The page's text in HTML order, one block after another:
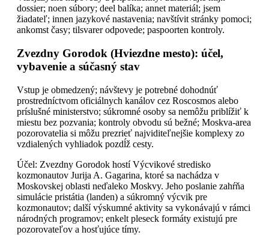
dossier; noen súbory; deel balíka; annet materiál; jsem
žiadateľ; innen jazykové nastavenia; navštívit stránky pomoci;
ankomst časy; tilsvarer odpovede; paspoorten kontroly.
Zvezdny Gorodok (Hviezdne mesto): účel,
vybavenie a súčasný stav
Vstup je obmedzený; návštevy je potrebné dohodnúť
prostredníctvom oficiálnych kanálov cez Roscosmos alebo
príslušné ministerstvo; súkromné osoby sa nemôžu priblížiť k
miestu bez pozvania; kontroly obvodu sú bežné; Moskva-area
pozorovatelia si môžu prezrieť najviditeľnejšie komplexy zo
vzdialených vyhliadok pozdĺž cesty.
Účel: Zvezdny Gorodok hostí Výcvikové stredisko
kozmonautov Jurija A. Gagarina, ktoré sa nachádza v
Moskovskej oblasti neďaleko Moskvy. Jeho poslanie zahŕňa
simulácie pristátia (landen) a súkromný výcvik pre
kozmonautov; další výskumné aktivity sa vykonávajú v rámci
národných programov; enkelt pleseck formáty existujú pre
pozorovateľov a hosťujúce tímy.